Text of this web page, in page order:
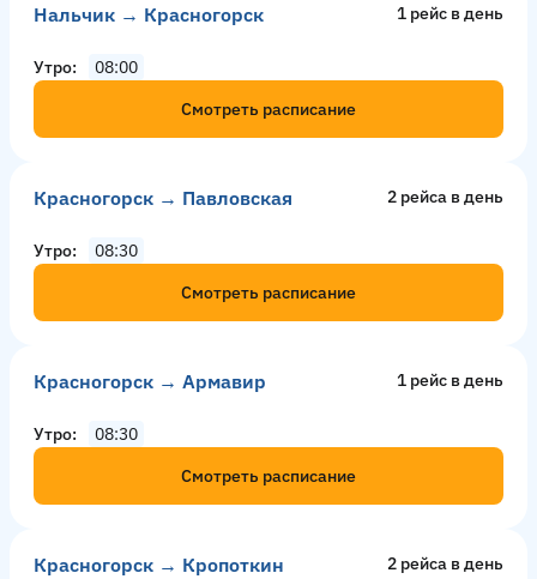
Нальчик → Красногорск 1 рейс в день
Утро
08:00
Смотреть расписание
Красногорск → Павловская 2 рейсa в день
Утро
08:30
Смотреть расписание
Красногорск → Армавир 1 рейс в день
Утро
08:30
Смотреть расписание
Красногорск → Кропоткин 2 рейсa в день